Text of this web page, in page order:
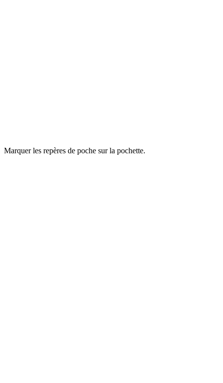
Marquer les repères de poche sur la pochette.